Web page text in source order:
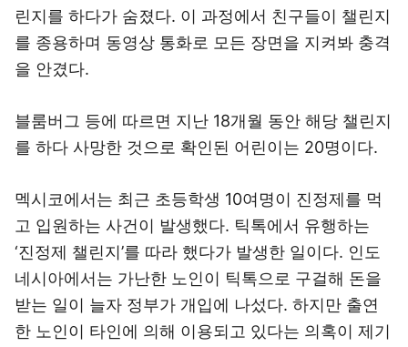
린지를 하다가 숨졌다. 이 과정에서 친구들이 챌린지
를 종용하며 동영상 통화로 모든 장면을 지켜봐 충격
을 안겼다.
블룸버그 등에 따르면 지난 18개월 동안 해당 챌린지
를 하다 사망한 것으로 확인된 어린이는 20명이다.
멕시코에서는 최근 초등학생 10여명이 진정제를 먹
고 입원하는 사건이 발생했다. 틱톡에서 유행하는
‘진정제 챌린지’를 따라 했다가 발생한 일이다. 인도
네시아에서는 가난한 노인이 틱톡으로 구걸해 돈을
받는 일이 늘자 정부가 개입에 나섰다. 하지만 출연
한 노인이 타인에 의해 이용되고 있다는 의혹이 제기